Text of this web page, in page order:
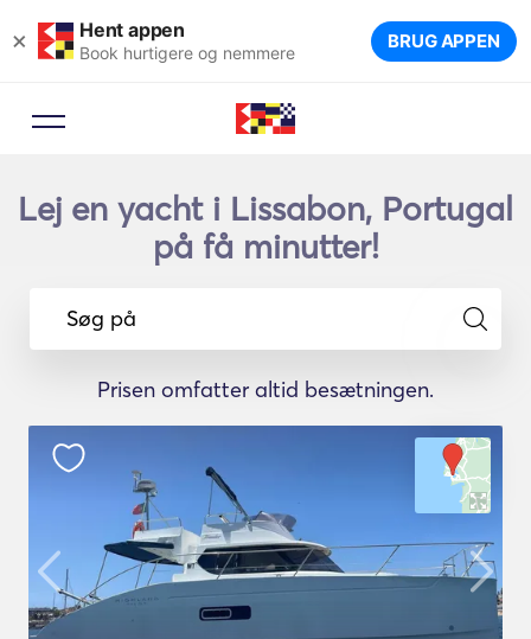
× Hent appen
Book hurtigere og nemmere BRUG APPEN
Lej en yacht i Lissabon, Portugal
på få minutter!
Søg på
Prisen omfatter altid besætningen.